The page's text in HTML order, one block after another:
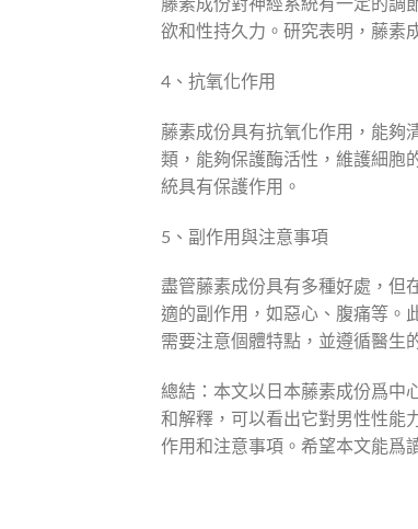
藤素成份對神經系統有一定的調
欲和性持久力。研究表明，藤素
4、抗氧化作用
藤素成份具有抗氧化作用，能夠
類，能夠保護酶活性，維護細胞
統具有保護作用。
5、副作用與注意事項
盡管藤素成份具有多種好處，但
適的副作用，如惡心、腹痛等。
需要注意個體特點，並遵循醫生
總結：本文以日本藤素成份爲中
和解釋，可以看出它對男性性能
作用和注意事項。希望本文能爲